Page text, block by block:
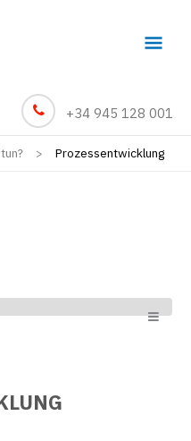
+34 945 128 001
Prozessentwicklung